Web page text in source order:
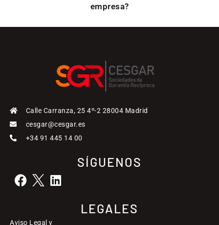
empresa?
Calle Carranza, 25 4º-2 28004 Madrid
cesgar@cesgar.es
+34 91 445 14 00
SÍGUENOS
LEGALES
Aviso Legal y